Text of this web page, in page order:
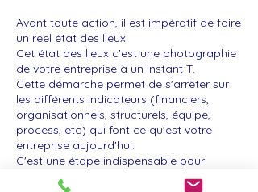
Avant toute action, il est impératif de faire
un réel état des lieux.
Cet état des lieux c'est une photographie
de votre entreprise à un instant T.
Cette démarche permet de s'arrêter sur
les différents indicateurs (financiers,
organisationnels, structurels, équipe,
process, etc) qui font ce qu'est votre
entreprise aujourd'hui.
C'est une étape indispensable pour
construire une stratégie et fixer de